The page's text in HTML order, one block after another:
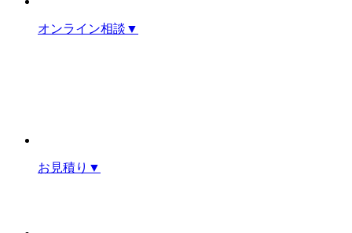
オンライン相談 ▼
お見積り ▼